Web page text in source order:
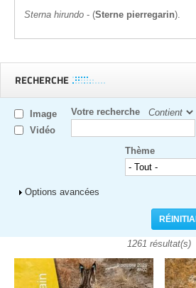
Sterna hirundo - (Sterne pierregarin).
RECHERCHE
Image
Vidéo
Votre recherche
Thème
Afficher
Options avancées
1261 résultat(s)
Pages